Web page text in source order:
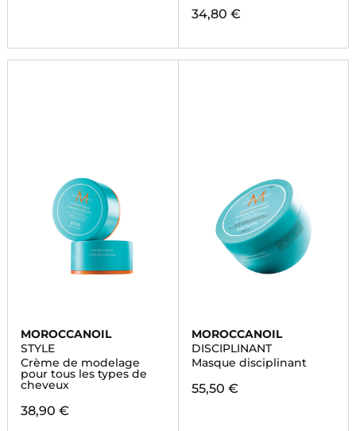
34,80 €
MOROCCANOIL
STYLE
Crème de modelage
pour tous les types de
cheveux
38,90 €
MOROCCANOIL
DISCIPLINANT
Masque disciplinant
55,50 €